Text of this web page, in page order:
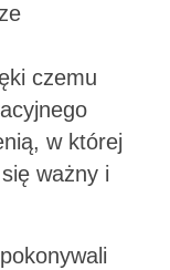
czemu
w której
ważny i